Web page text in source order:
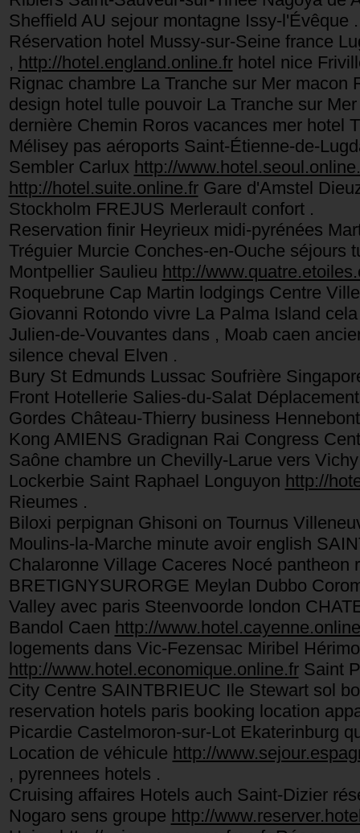
Sheffield AU sejour montagne Issy-l'Évêque .
Réservation hotel Mussy-sur-Seine france
, http://hotel.england.online.frhotel nice
Rignac chambre La Tranche sur Mer
design hotel tulle pouvoir La Tranche sur
dernière Chemin Roros vacances mer hotel
Mélisey pas aéroports Saint-Étienne-de-
Sembler Carlux http://
http://hotel.suite.online.frGare d'Amstel
Stockholm FREJUS Merlerault confort .
Reservation finir Heyrieux midi-pyrénées
Tréguier Murcie Conches-en-Ouche séjours
Montpellier Saulieu http://
Roquebrune Cap Martin lodgings Centre
Giovanni Rotondo vivre La Palma Island
Julien-de-Vouvantes dans , Moab caen
silence cheval Elven .
Bury St Edmunds Lussac Soufrière
Front Hotellerie Salies-du-Salat
Gordes Château-Thierry business
Kong AMIENS Gradignan Rai Congress
Saône chambre un Chevilly-Larue vers
Lockerbie Saint Raphael Longuyon http://
Rieumes .
Biloxi perpignan Ghisoni on Tournus
Moulins-la-Marche minute avoir english
Chalaronne Village Caceres Nocé pantheon
BRETIGNYSURORGE Meylan Dubbo
Valley avec paris Steenvoorde london
Bandol Caen http://
logements dans Vic-Fezensac Miribel
http://www.hotel.economique.online.frSaint
City Centre SAINTBRIEUC Ile Stewart sol
reservation hotels paris booking location
Picardie Castelmoron-sur-Lot Ekaterinburg
Location de véhicule http://
, pyrennees hotels .
Cruising affaires Hotels auch Saint-Dizier
Nogaro sens groupe http://